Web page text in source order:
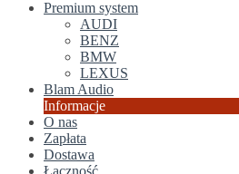
Premium system
AUDI
BENZ
BMW
LEXUS
Blam Audio
Informacje
O nas
Zapłata
Dostawa
Łączność